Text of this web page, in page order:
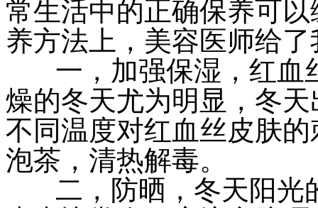
常生活中的正确保养可
养方法上，美容医师给
一，加强保湿，红血
燥的冬天尤为明显，冬
不同温度对红血丝皮肤
泡茶，清热解毒。
二，防晒，冬天阳光